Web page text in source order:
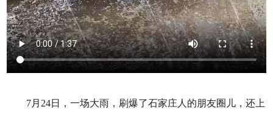
7月24日，一场大雨，刷爆了石家庄人的朋友圈儿，还上